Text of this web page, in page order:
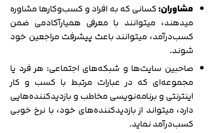
مشاوران:کسانی که به افراد و کسب‌و‌کارها مشاوره
میدهند، میتوانند با معرفی همیارآکادمی ضمن
کسب‌درآمد، میتوانند باعث پیشرفت مراجعین خود
شوند.
صاحبین سایت‌ها و شبکه‌های اجتماعی: هر فرد یا
مجموعه‌ای که در عبارات مرتبط با کسب و کار
اینترنتی و برنامه‌نویسی مخاطب و بازدیدکننده‌هایی
دارد، میتواند از بازدیدکننده‌های خود، با نرخ خوبی
کسب‌درآمد نماید.